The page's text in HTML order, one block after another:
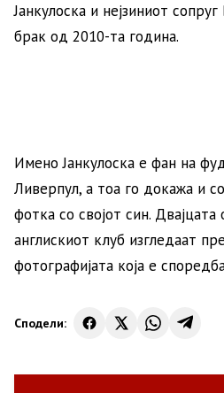
Јанкулоска и нејзиниот
брак од 2010-та година.
Имено Јанкулоска е фан на
Ливерпул, а тоа го докажа и
фотка со својот син.
англискиот клуб изгледаат
фотографијата која е
Сподели: